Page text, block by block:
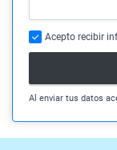
Acepto recibir
Al enviar tus datos